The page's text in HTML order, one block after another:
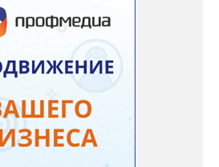
города и другие инстанции,
дорогу своими силами – всё тщетно»,
подчеркнули: именно
разровняли и отсыпали. Для
в мэрию Златоуста.